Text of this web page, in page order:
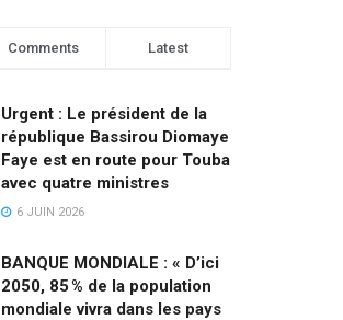
Comments Latest
Urgent : Le président de la
république Bassirou Diomaye
Faye est en route pour Touba
avec quatre ministres
6 JUIN 2026
BANQUE MONDIALE : « D’ici
2050, 85 % de la population
mondiale vivra dans les pays